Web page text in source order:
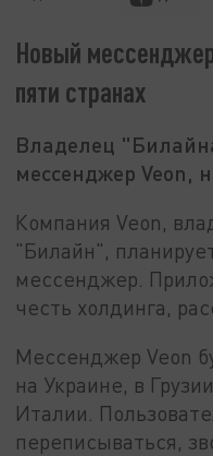
Новый
пяти странах
Владелец
мессенджер Veon,
Компания Veon,
"Билайн",
мессенджер.
честь холдинга,
Мессенджер Veon
на Украине, в
Италии.
переписываться,